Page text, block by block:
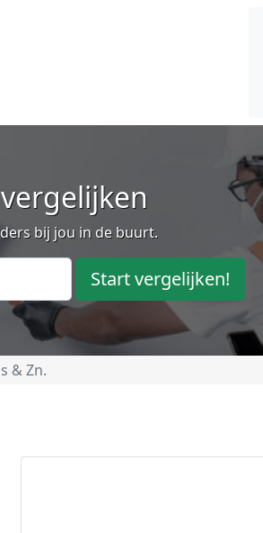
bij jou in de buurt.
Start vergelijken!
& Zn.